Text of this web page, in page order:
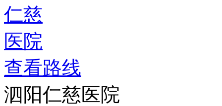
查看路线
泗阳仁慈医院